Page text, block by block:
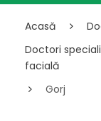
Acasă
Doctori
facială
Gorj